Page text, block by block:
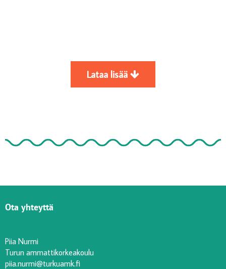
Lataa lisää
Ota yhteyttä
Piia Nurmi
Turun ammattikorkeakoulu
piia.nurmi@turkuamk.fi